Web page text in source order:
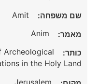
שם משפחה: Amit
מאמר: Anim
כותר:
Archeological
in the Holy Land
Jerusalem